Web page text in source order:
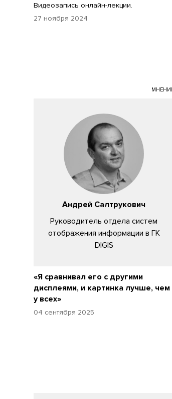
Видеозапись онлайн-лекции.
27 ноября 2024
Андрей Салтрукович
Руководитель отдела систем
отображения информации в ГК
DIGIS
«Я сравнивал его с другими
дисплеями, и картинка лучше, чем
у всех»
04 сентября 2025